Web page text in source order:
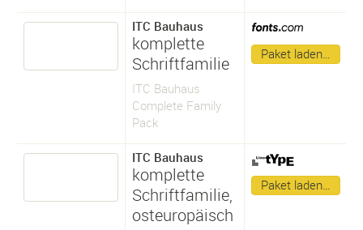
ITC Bauhaus
komplette
Schriftfamilie
ITC Bauhaus
Complete Family
Pack
Paket laden…
ITC Bauhaus
komplette
Schriftfamilie,
osteuropäisch
Paket laden…